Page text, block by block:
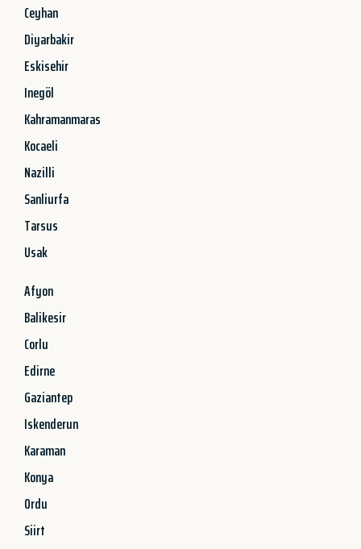
Ceyhan
Diyarbakir
Eskisehir
Inegöl
Kahramanmaras
Kocaeli
Nazilli
Sanliurfa
Tarsus
Usak
Afyon
Balikesir
Corlu
Edirne
Gaziantep
Iskenderun
Karaman
Konya
Ordu
Siirt